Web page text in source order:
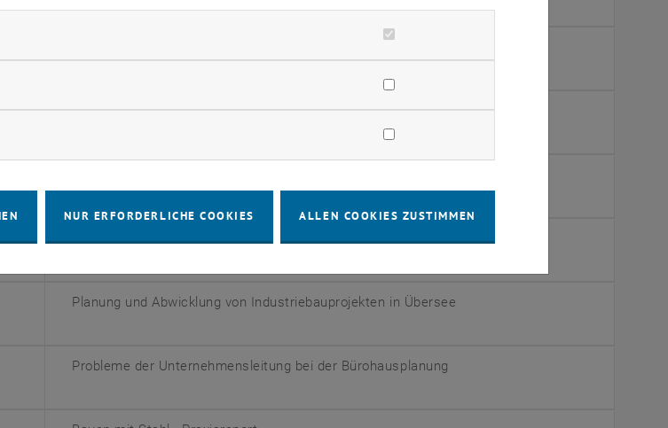
Wertung von Industriebauten - Maßstäbe für die Beurteilung v.
Planung und Abwicklung von Industriebauprojekten in Übersee
Planung und Abwicklung von Industriebauprojekten in Übersee
Probleme der Unternehmensleitung bei der Bürohausplanung
NUR ERFORDERLICHE COOKIES ALLEN COOKIES ZUSTIMMEN